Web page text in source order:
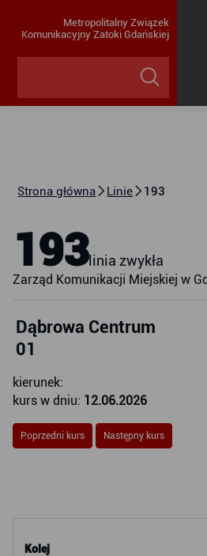
Metropolitalny Związek
Komunikacyjny Zatoki Gdańskiej
Strona główna Linie 193
Kolej
193linia zwykła
Zarząd Komunikacji Miejskiej w
Dąbrowa Centrum
01
kierunek:
kurs w dniu: 12.06.2026
Poprzedni kurs Następny kurs